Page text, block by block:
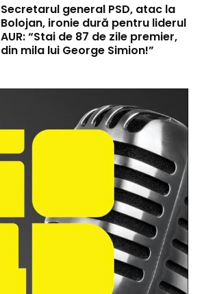
Secretarul general PSD, atac la
Bolojan, ironie dură pentru liderul
AUR: “Stai de 87 de zile premier,
din mila lui George Simion!”